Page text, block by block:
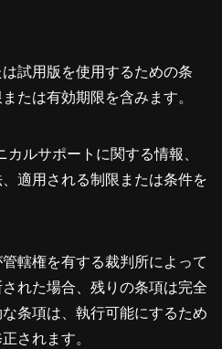
試用版を使用するための条
たは有効期限を含みます。
ルサポートに関する情報、
適用される制限または条件を
轄権を有する裁判所によって
れた場合、残りの条項は完全
条項は、執行可能にするため
されます。